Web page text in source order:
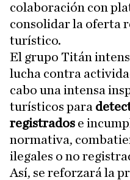
colaboración con
consolidar la oferta
turístico.
El grupo Titán
lucha contra
cabo una intensa
turísticos para
registrados e
normativa,
ilegales o no
Así, se reforzará la